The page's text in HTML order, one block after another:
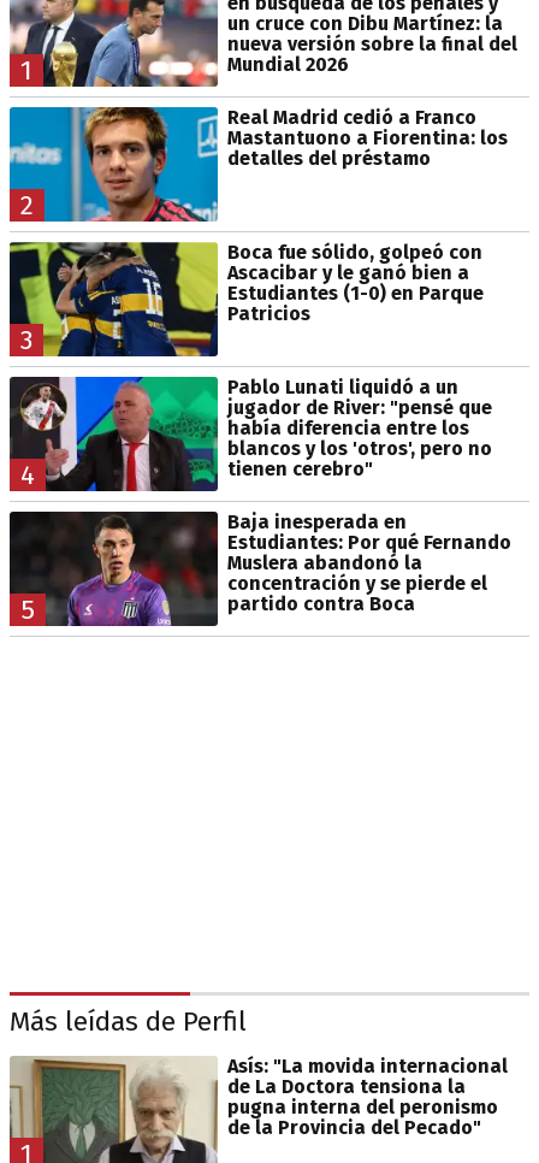
1
un cruce con Dibu Martínez: la
nueva versión sobre la final del
Mundial 2026
2
Real Madrid cedió a Franco
Mastantuono a Fiorentina: los
detalles del préstamo
3
Boca fue sólido, golpeó con
Ascacibar y le ganó bien a
Estudiantes (1-0) en Parque
Patricios
4
Pablo Lunati liquidó a un
jugador de River: "pensé que
había diferencia entre los
blancos y los 'otros', pero no
tienen cerebro"
5
Baja inesperada en
Estudiantes: Por qué Fernando
Muslera abandonó la
concentración y se pierde el
partido contra Boca
Más leídas de Perfil
1
Asís: "La movida internacional
de La Doctora tensiona la
pugna interna del peronismo
de la Provincia del Pecado"